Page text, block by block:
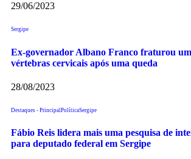
29/06/2023
Sergipe
Ex-governador Albano Franco fraturou
vértebras cervicais após uma queda
28/08/2023
Destaques - Principal PolíticaSergipe
Fábio Reis lidera mais uma pesquisa de
para deputado federal em Sergipe